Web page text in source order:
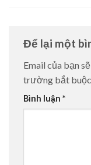
Để lại một
Email của bạn
trường bắt
Bình luận *